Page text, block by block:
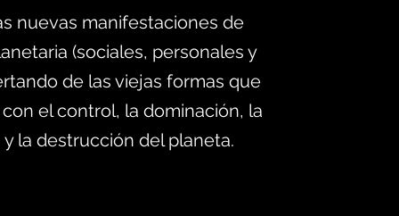
nuevas manifestaciones de
(sociales, personales y
de las viejas formas que
el control, la dominación, la
la destrucción del planeta.